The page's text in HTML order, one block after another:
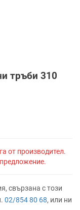
тръби 310
от производител.
свързана с този
02/854 80 68, или ни